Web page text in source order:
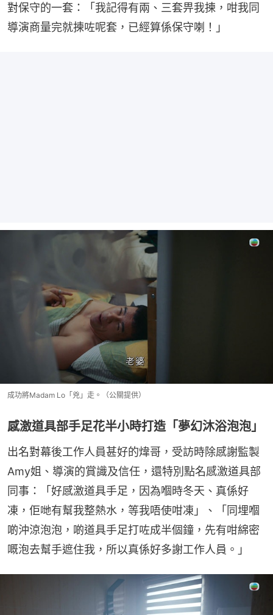
對保守的一套：「我記得有兩、三套畀我揀，咁我同
導演商量完就揀咗呢套，已經算係保守喇！」
成功將Madam Lo「兇」走。（公關提供）
感激道具部手足花半小時打造「夢幻沐浴泡泡」
出名對幕後工作人員甚好的煒哥，受訪時除感謝監製
Amy姐、導演的賞識及信任，還特別點名感激道具部
同事：「好感激道具手足，因為嗰時冬天、真係好
凍，佢哋有幫我整熱水，等我唔使咁凍」、「同埋嗰
啲沖涼泡泡，啲道具手足打咗成半個鐘，先有咁綿密
嘅泡去幫手遮住我，所以真係好多謝工作人員。」